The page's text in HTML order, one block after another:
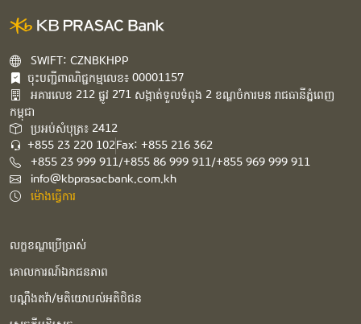
SWIFT: CZNBKHPP
ចុះបញ្ជីពាណិជ្ជកម្មលេខ៖ 00001157
អគារ​លេខ​ 212 ផ្លូវ 271 សង្កាត់ទួលទំពូង 2 ខណ្ឌចំការមន រាជធានីភ្នំពេញ
កម្ពុជា​
ប្រអប់សំបុត្រ៖ 2412
+855 23 220 102Fax: +855 216 362
+855 23 999 911/+855 86 999 911/+855 969 999 911
info@kbprasacbank.com.kh
ម៉ោងធ្វើការ
លក្ខខណ្ឌប្រើប្រាស់
គោលការណ៍ឯកជនភាព
បណ្ដឹងតវ៉ា/មតិយោបល់អតិថិជន